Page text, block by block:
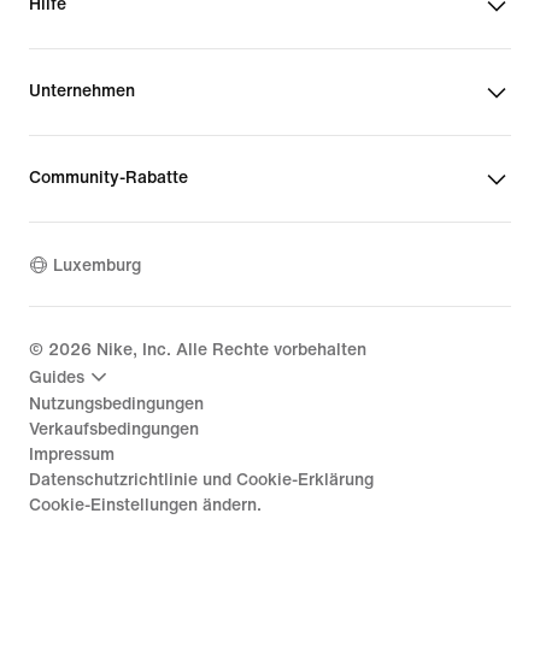
Hilfe
Unternehmen
Community-Rabatte
Luxemburg
© 2026 Nike, Inc. Alle Rechte vorbehalten
Guides
Nutzungsbedingungen
Verkaufsbedingungen
Impressum
Datenschutzrichtlinie und Cookie-Erklärung
Cookie-Einstellungen ändern.